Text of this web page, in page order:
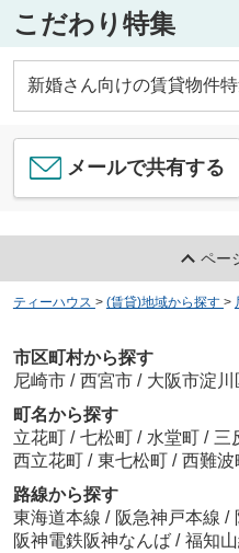
こだわり特集
新婚さん向けの賃貸物件特
メールで共有する
ペー
ティーハウス > (賃貸)地域から探す >
市区町村から探す
尼崎市 / 西宮市 / 大阪市淀川
町名から探す
立花町 / 七松町 / 水堂町 / 三
西立花町 / 東七松町 / 西難波
路線から探す
東海道本線 / 阪急神戸本線 /
阪神電鉄阪神なんば / 福知